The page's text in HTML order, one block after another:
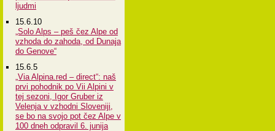
ljudmi
15.6.10
„Solo Alps – peš čez Alpe od
vzhoda do zahoda, od Dunaja
do Genove“
15.6.5
„Via Alpina.red – direct“: naš
prvi pohodnik po Vii Alpini v
tej sezoni, Igor Gruber iz
Velenja v vzhodni Sloveniji,
se bo na svojo pot čez Alpe v
100 dneh odpravil 6. junija